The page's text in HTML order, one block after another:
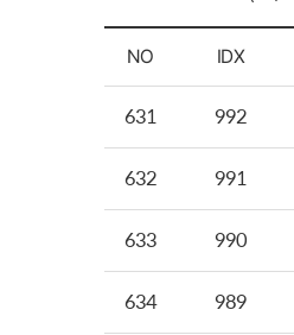
NO IDX
631 992
632 991
633 990
634 989